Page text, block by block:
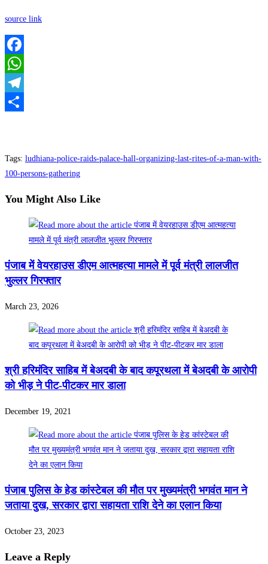
source link
Facebook
WhatsApp
Telegram
Tags: ludhiana-police-raids-palace-hall-organizing-last-rites-of-a-man-with-
100-persons-gathering
You Might Also Like
पंजाब में वेयरहाउस डीएम आत्महत्या मामले में पूर्व मंत्री लालजीत
भुल्लर गिरफ्तार
March 23, 2026
श्री हरिमंदिर साहिब में बेअदबी के बाद कपूरथला में बेअदबी के आरोपी
को भीड़ ने पीट-पीटकर मार डाला
December 19, 2021
पंजाब पुलिस के हेड कांस्टेबल की मौत पर मुख्यमंत्री भगवंत मान ने
जताया दुख, सरकार द्वारा सहायता राशि देने का एलान किया
October 23, 2023
Leave a Reply